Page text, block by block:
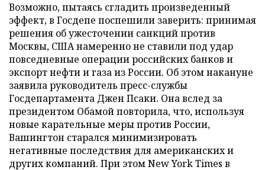
Возможно, пытаясь сгладить произведенный
эффект, в Госдепе поспешили заверить: принимая
решения об ужесточении санкций против
Москвы, США намеренно не ставили под удар
повседневные операции российских банков и
экспорт нефти и газа из России. Об этом накануне
заявила руководитель пресс-службы
Госдепартамента Джен Псаки. Она вслед за
президентом Обамой повторила, что, используя
новые карательные меры против России,
Вашингтон старался минимизировать
негативные последствия для американских и
других компаний. При этом New York Times в